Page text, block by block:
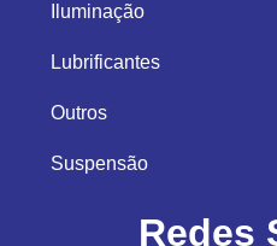
Iluminação
Lubrificantes
Outros
Suspensão
Redes